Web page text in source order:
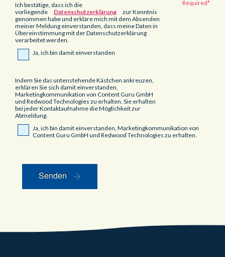
Ich bestätige, dass ich die
vorliegende
Datenschutzerklärung
zur Kenntnis
genommen habe und erkläre mich mit dem Absenden
meiner Meldung einverstanden, dass meine Daten in
Übereinstimmung mit der Datenschutzerklärung
verarbeitet werden.
Ja, ich bin damit einverstanden
Indem Sie das untenstehende Kästchen ankreuzen,
erklären Sie sich damit einverstanden,
Marketingkommunikation von Content Guru GmbH
und Redwood Technologies zu erhalten. Sie erhalten
bei jeder Kontaktaufnahme die Möglichkeit zur
Abmeldung.
Ja, ich bin damit einverstanden, Marketingkommunikation von
Content Guru GmbH und Redwood Technologies zu erhalten.
Senden